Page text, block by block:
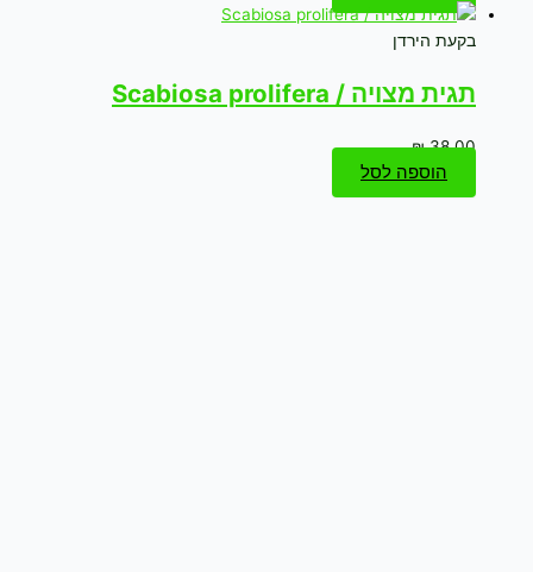
בקעת הירדן
תגית מצויה / Scabiosa prolifera
₪38.00
הוספה לסל